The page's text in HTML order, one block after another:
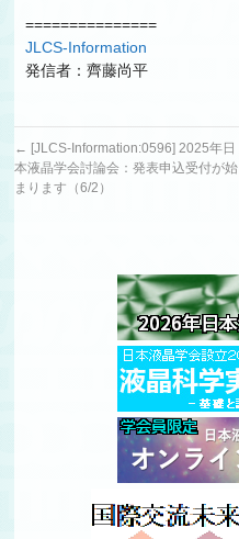
===============
JLCS-Information
発信者：齊藤尚平
← [JLCS-Information:0596] 2025年日
本液晶学会討論会：発表申込受付が始
まります（6/2）